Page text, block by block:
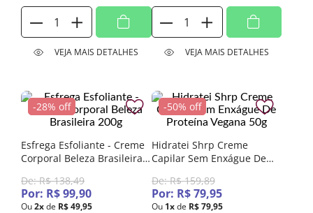
VEJA MAIS DETALHES VEJA MAIS DETALHES
28% off
Esfrega Esfoliante - Creme
Corporal Beleza Brasileira
De:R$ 138,49
Por: R$99,90
Ou2xde R$49,95
50% off
Hidratei Shrp Creme
Capilar Sem Enxágue De
De:R$ 159,89
Por: R$ 79,95
Ou 1x de R$ 79,95